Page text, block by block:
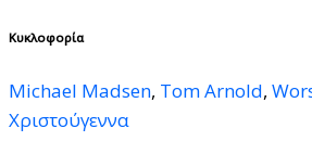
Κυκλοφορία
Michael Madsen, Tom Arnold,
Χριστούγεννα